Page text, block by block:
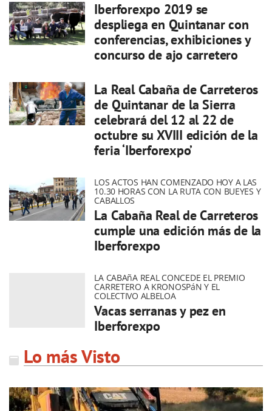
Iberforexpo 2019 se
despliega en Quintanar con
conferencias, exhibiciones y
concurso de ajo carretero
La Real Cabaña de Carreteros
de Quintanar de la Sierra
celebrará del 12 al 22 de
octubre su XVIII edición de la
feria ‘Iberforexpo’
LOS ACTOS HAN COMENZADO HOY A LAS
10.30 HORAS CON LA RUTA CON BUEYES Y
CABALLOS
La Cabaña Real de Carreteros
cumple una edición más de la
Iberforexpo
LA CABAñA REAL CONCEDE EL PREMIO
CARRETERO A KRONOSPáN Y EL
COLECTIVO ALBELOA
Vacas serranas y pez en
Iberforexpo
Lo más Visto